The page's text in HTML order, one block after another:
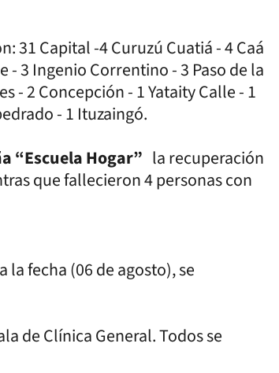
31 Capital -4 Curuzú Cuatiá - 4 Caá
- 3 Ingenio Correntino - 3 Paso de la
- 2 Concepción - 1 Yataity Calle - 1
- 1 Ituzaingó.
“Escuela Hogar” larecuperación
que fallecieron 4 personas con
fecha (06 de agosto), se
de Clínica General. Todos se